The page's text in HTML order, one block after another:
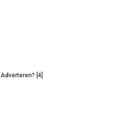
Adverteren? [4]